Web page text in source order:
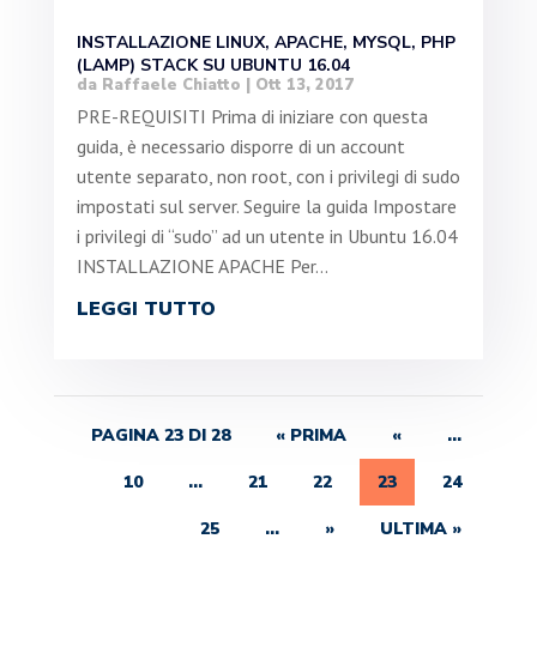
INSTALLAZIONE LINUX, APACHE, MYSQL, PHP
(LAMP) STACK SU UBUNTU 16.04
da Raffaele Chiatto | Ott 13, 2017
PRE-REQUISITI Prima di iniziare con questa
guida, è necessario disporre di un account
utente separato, non root, con i privilegi di sudo
impostati sul server. Seguire la guida Impostare
i privilegi di “sudo” ad un utente in Ubuntu 16.04
INSTALLAZIONE APACHE Per...
LEGGI TUTTO
PAGINA 23 DI 28 « PRIMA « ...
10 ... 21 22 23 24
25 ... » ULTIMA »